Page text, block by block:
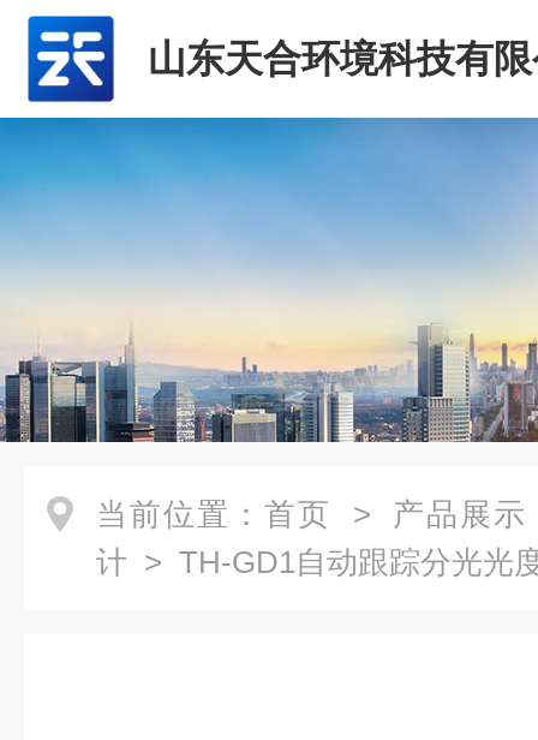
山东天合环境科技有
当前位置： 首页 > 产品展示
计 > TH-GD1自动跟踪分光光